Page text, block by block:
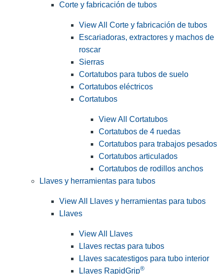
Corte y fabricación de tubos
View All Corte y fabricación de tubos
Escariadoras, extractores y machos de
roscar
Sierras
Cortatubos para tubos de suelo
Cortatubos eléctricos
Cortatubos
View All Cortatubos
Cortatubos de 4 ruedas
Cortatubos para trabajos pesados
Cortatubos articulados
Cortatubos de rodillos anchos
Llaves y herramientas para tubos
View All Llaves y herramientas para tubos
Llaves
View All Llaves
Llaves rectas para tubos
Llaves sacatestigos para tubo interior
Llaves RapidGrip®